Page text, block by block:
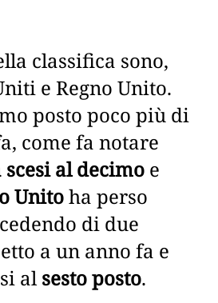
classifica sono,
e Regno Unito.
posto poco più di
come fa notare
scesi al decimo e
Unitoha perso
di due
a un anno fa e
alsesto posto.